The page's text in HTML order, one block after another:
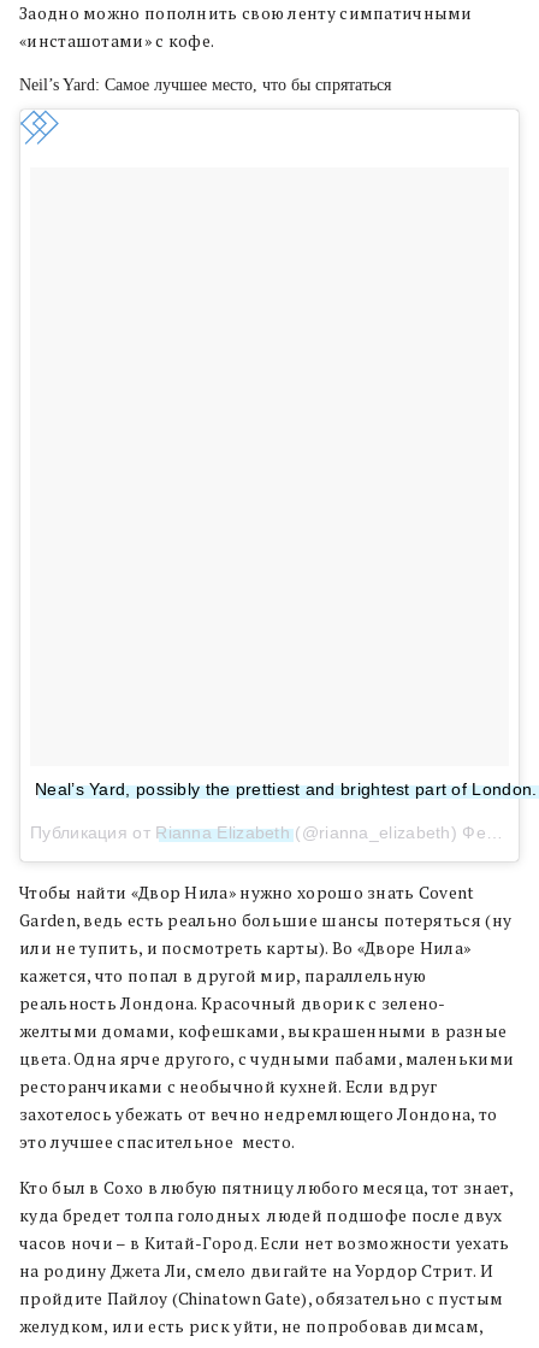
Заодно можно пополнить свою ленту симпатичными
«инсташотами» с кофе.
Neil’s Yard: Самое лучшее место, что бы спрятаться
Neal’s Yard, possibly the prettiest and brightest part of
Публикация от Rianna Elizabeth(@rianna_elizabeth) Фев 6, 2018 в 10:17 PST
Чтобы найти «Двор Нила» нужно хорошо знать Covent
Garden, ведь есть реально большие шансы потеряться (ну
или не тупить, и посмотреть карты). Во «Дворе Нила»
кажется, что попал в другой мир, параллельную
реальность Лондона. Красочный дворик с зелено-
желтыми домами, кофешками, выкрашенными в разные
цвета. Одна ярче другого, с чудными пабами, маленькими
ресторанчиками с необычной кухней. Если вдруг
захотелось убежать от вечно недремлющего Лондона, то
это лучшее спасительное место.
Кто был в Сохо в любую пятницу любого месяца, тот знает,
куда бредет толпа голодных людей подшофе после двух
часов ночи – в Китай-Город. Если нет возможности уехать
на родину Джета Ли, смело двигайте на Уордор Стрит. И
пройдите Пайлоу (Chinatown Gate), обязательно с пустым
желудком, или есть риск уйти, не попробовав димсам,